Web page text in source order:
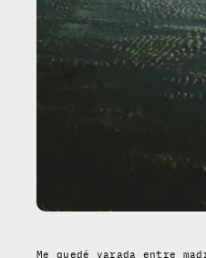
Me quedé varada entre